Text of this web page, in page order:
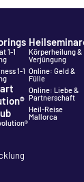
1-1
1-1
Körperheilung &
Verjüngung
Online: Geld &
Fülle
Online: Liebe &
Partnerschaft
Heil-Reise
Mallorca